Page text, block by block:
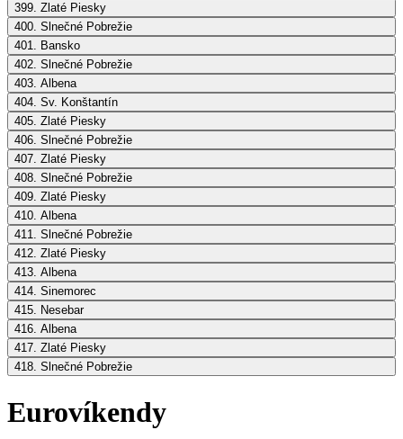
399. Zlaté Piesky
400. Slnečné Pobrežie
401. Bansko
402. Slnečné Pobrežie
403. Albena
404. Sv. Konštantín
405. Zlaté Piesky
406. Slnečné Pobrežie
407. Zlaté Piesky
408. Slnečné Pobrežie
409. Zlaté Piesky
410. Albena
411. Slnečné Pobrežie
412. Zlaté Piesky
413. Albena
414. Sinemorec
415. Nesebar
416. Albena
417. Zlaté Piesky
418. Slnečné Pobrežie
Eurovíkendy